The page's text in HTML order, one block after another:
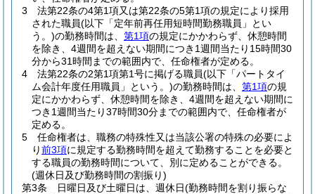
3
法第22条の4第1項又は第22条の5第1項の規定により採用
された職員(以下「定年前再任用短時間勤務職員」とい
う。)の勤務時間は、 第1項の規定にかかわらず、休憩時間
を除き、4週間を超えない期間につき1週間当たり15時間30
分から31時間までの範囲内で、任命権者が定める。
4
法第22条の2第1項第1号に掲げる職員(以下「パートタイ
ム会計年度任用職員」という。)の勤務時間は、 第1項の規
定にかかわらず、休憩時間を除き、4週間を超えない期間に
つき1週間当たり37時間30分までの範囲内で、任命権者が
定める。
5
任命権者は、職務の特殊性又は当該公署の特殊の必要によ
り前3項に規定する勤務時間を超えて勤務することを必要と
する職員の勤務時間について、別に定めることができる。
(週休日及び勤務時間の割振り)
第3条
日曜日及び土曜日は、週休日(勤務時間を割り振らな